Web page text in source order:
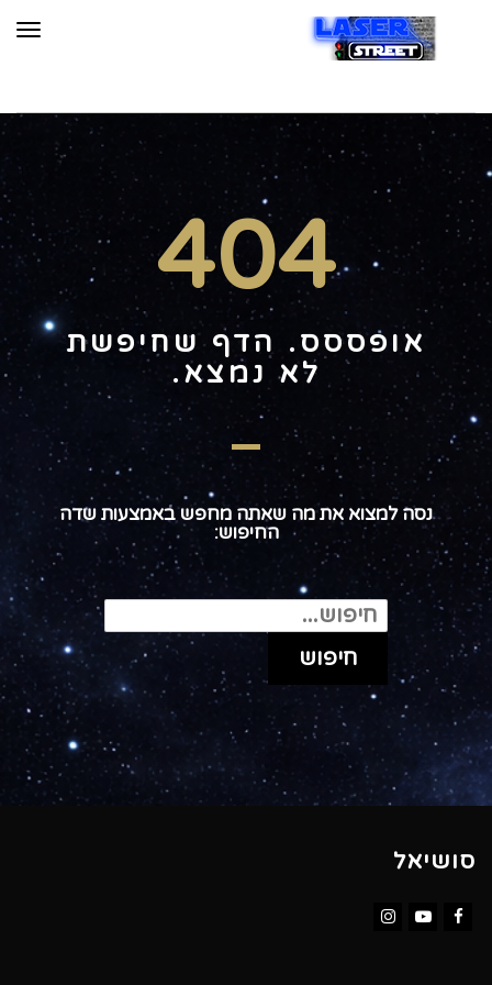
404
אופססס. הדף שחיפשת
לא נמצא.
נסה למצוא את מה שאתה מחפש באמצעות שדה
החיפוש:
חיפוש
עבור:
חיפוש
סושיאל